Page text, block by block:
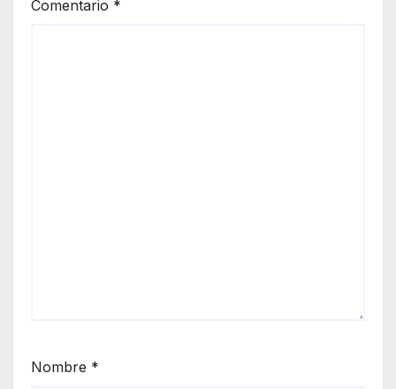
Comentario *
Nombre *